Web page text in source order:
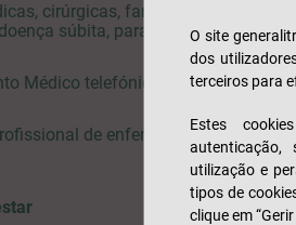
cirúrgicas, farmacêuticas e de
súbita, para deslocações até
Médico telefónico
de enfermagem ao domicílio
O site
dos
terceiros para
Estes
autenticação,
utilização e
tipos de
clique em